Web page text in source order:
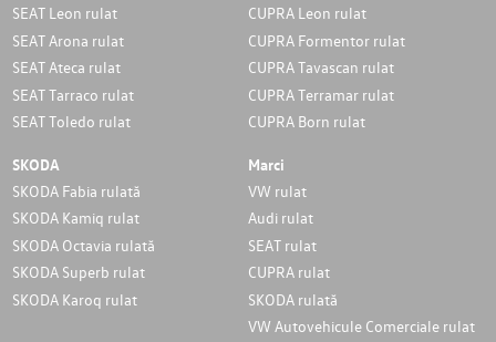
SEAT Leon rulat
SEAT Arona rulat
SEAT Ateca rulat
SEAT Tarraco rulat
SEAT Toledo rulat
CUPRA Leon rulat
CUPRA Formentor rulat
CUPRA Tavascan rulat
CUPRA Terramar rulat
CUPRA Born rulat
SKODA
SKODA Fabia rulată
SKODA Kamiq rulat
SKODA Octavia rulată
SKODA Superb rulat
SKODA Karoq rulat
Marci
VW rulat
Audi rulat
SEAT rulat
CUPRA rulat
SKODA rulată
VW Autovehicule Comerciale rulat